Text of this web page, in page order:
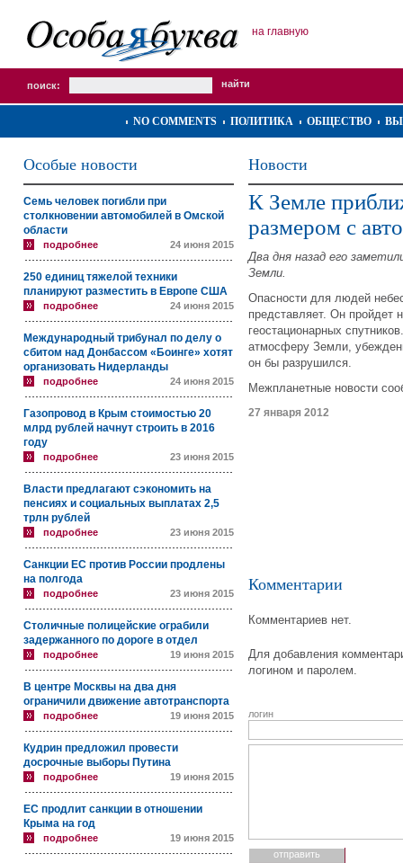
на главную
поиск:
NO COMMENTS ПОЛИТИКА ОБЩЕСТВО
Особые новости
Семь человек погибли при
столкновении автомобилей в Омской
области
подробнее 24 июня 2015
250 единиц тяжелой техники
планируют разместить в Европе США
подробнее 24 июня 2015
Международный трибунал по делу о
сбитом над Донбассом «Боинге» хотят
организовать Нидерланды
подробнее 24 июня 2015
Газопровод в Крым стоимостью 20
млрд рублей начнут строить в 2016
году
подробнее 23 июня 2015
Власти предлагают сэкономить на
пенсиях и социальных выплатах 2,5
трлн рублей
подробнее 23 июня 2015
Санкции ЕС против России продлены
на полгода
подробнее 23 июня 2015
Столичные полицейские ограбили
задержанного по дороге в отдел
подробнее 19 июня 2015
В центре Москвы на два дня
ограничили движение автотранспорта
подробнее 19 июня 2015
Кудрин предложил провести
досрочные выборы Путина
подробнее 19 июня 2015
ЕС продлит санкции в отношении
Крыма на год
подробнее 19 июня 2015
Новости
К Земле
размером с
Два дня назад его
Земли.
Опасности для людей
представляет. Он пройдет
геостационарных
атмосферу Земли,
он бы разрушился.
Межпланетные новости
27 января 2012
Комментарии
Комментариев нет.
Для добавления
логином и паролем.
логин